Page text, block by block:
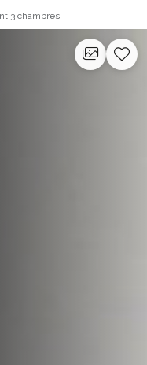
3 chambres